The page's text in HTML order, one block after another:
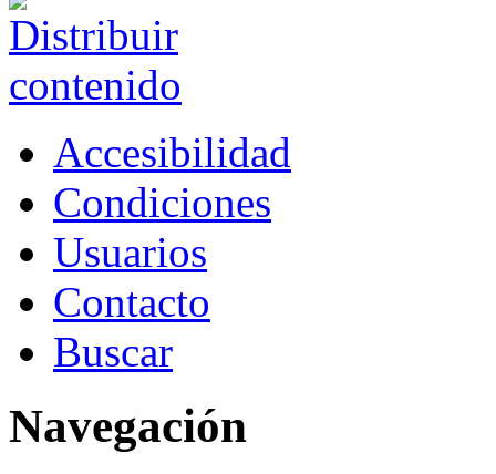
Accesibilidad
Condiciones
Usuarios
Contacto
Buscar
Navegación